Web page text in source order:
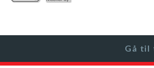
Gå til